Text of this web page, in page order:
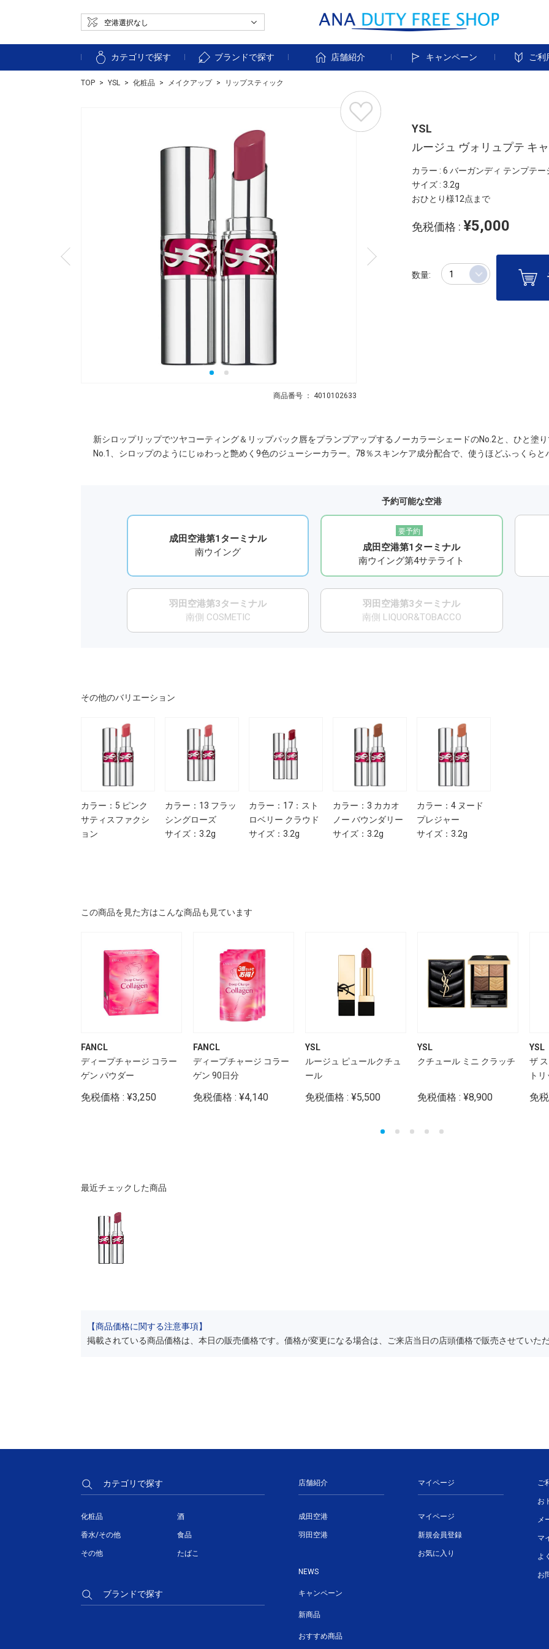
カテゴリで探す ブランドで探す 店舗紹介 キャンペーン ご利
TOP YSL 化粧品 メイクアップ リップスティック
商品番号 ： 4010102633
YSL
ルージュ ヴォリュプテ キ
カラー : 6 バーガンディ テンプテー
サイズ : 3.2g
おひとり様12点まで
免税価格 : ¥5,000
数量:
新シロップリップでツヤコーティング＆リップパック唇をプランプアップするノーカラーシェードのNo.2と、ひと塗
No.1、シロップのようにじゅわっと艶めく9色のジューシーカラー。78％スキンケア成分配合で、使うほどふっくらと
予約可能な空港
成田空港第1ターミナル
南ウイング
要予約
成田空港第1ターミナル
南ウイング第4サテライト
羽田空港第3ターミナル
南側 COSMETIC
羽田空港第3ターミナル
南側 LIQUOR&TOBACCO
その他のバリエーション
カラー：5 ピンク
サティスファクシ
ョン
カラー：13 フラッ
シングローズ
サイズ：3.2g
カラー：17：スト
ロベリー クラウド
サイズ：3.2g
カラー：3 カカオ
ノー バウンダリー
サイズ：3.2g
カラー：4 ヌード
プレジャー
サイズ：3.2g
この商品を見た方はこんな商品も見ています
FANCL
ディープチャージ コラー
ゲン パウダー
免税価格 : ¥3,250
FANCL
ディープチャージ コラー
ゲン 90日分
免税価格 : ¥4,140
YSL
ルージュ ピュールクチュ
ール
免税価格 : ¥5,500
YSL
クチュール ミニ クラッチ
免税価格 : ¥8,900
YSL
ザ
ト
免
最近チェックした商品
【商品価格に関する注意事項】
掲載されている商品価格は、本日の販売価格です。価格が変更になる場合は、ご来店当日の店頭価格で販売させていた
カテゴリで探す
化粧品 酒
香水/その他 食品
その他 たばこ
ブランドで探す
店舗紹介
成田空港
羽田空港
NEWS
キャンペーン
新商品
おすすめ商品
マイページ
マイページ
新規会員登録
お気に入り
ご
お
メ
マ
よ
お